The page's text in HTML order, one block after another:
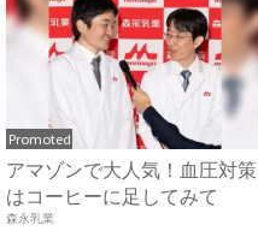
Promoted
アマゾンで大人気！血圧対策
はコーヒーに足してみて
森永乳業